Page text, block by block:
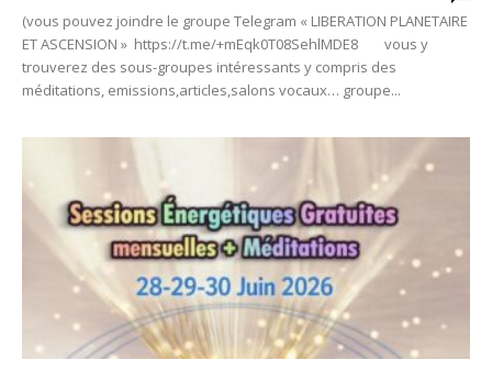
(vous pouvez joindre le groupe Telegram « LIBERATION PLANETAIRE
ET ASCENSION » https://t.me/+mEqk0T08SehlMDE8 vous y
trouverez des sous-groupes intéressants y compris des
méditations, emissions,articles,salons vocaux… groupe...